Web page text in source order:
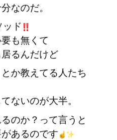
なのだ。
ド
も無くて
居るんだけど
か教えてる人たち
ないのが大半。
のか？って言うと
あるのです